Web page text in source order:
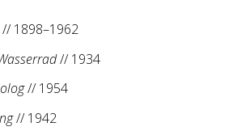
// 1898–1962
// 1934
// 1954
// 1942